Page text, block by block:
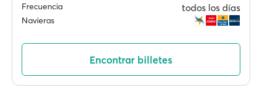
Frecuencia todos los días
Navieras
Encontrar billetes